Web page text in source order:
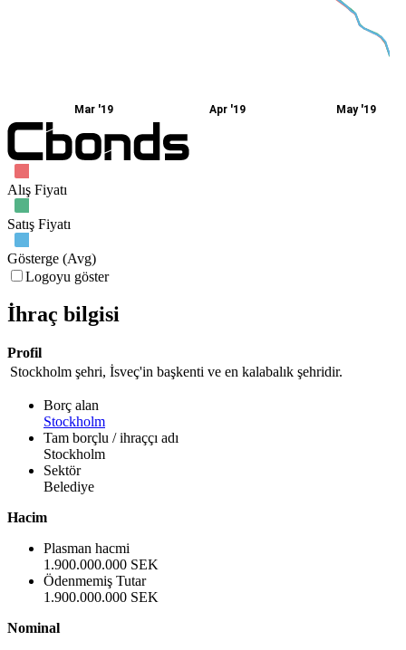
Mar '19 Apr '19 May '19
Alış Fiyatı
Satış Fiyatı
Gösterge (Avg)
Logoyu göster
İhraç bilgisi
Profil
Stockholm şehri, İsveç'in başkenti ve en kalabalık şehridir.
Borç alan
Stockholm
Tam borçlu / ihraççı adı
Stockholm
Sektör
Belediye
Hacim
Plasman hacmi
1.900.000.000 SEK
Ödenmemiş Tutar
1.900.000.000 SEK
Nominal